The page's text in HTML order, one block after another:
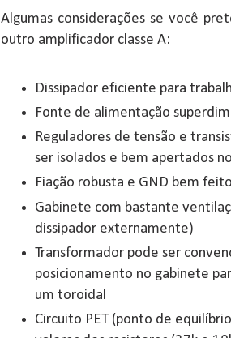
Algumas considerações se você
outro amplificador classe A:
Dissipador eficiente para
Fonte de alimentação
Reguladores de tensão e
ser isolados e bem apertados
Fiação robusta e GND bem
Gabinete com bastante
dissipador externamente)
Transformador pode ser
posicionamento no gabinete
um toroidal
Circuito PET (ponto de